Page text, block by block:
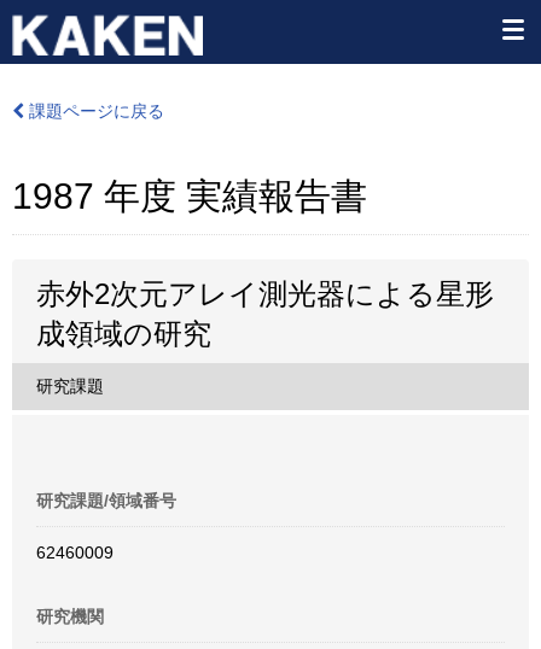
課題ページに戻る
1987 年度 実績報告書
赤外2次元アレイ測光器による星形
成領域の研究
研究課題
研究課題/領域番号
62460009
研究機関